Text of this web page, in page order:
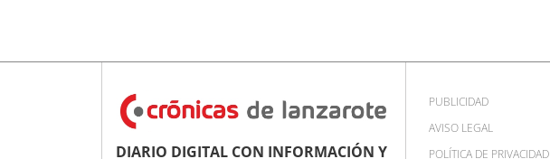
DIARIO DIGITAL CON INFORMACIÓN Y
PUBLICIDAD
AVISO LEGAL
POLÍTICA DE PRIVACIDAD